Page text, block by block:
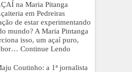
na Maria Pitanga
em Pedreiras
de estar experimentando
mundo? A Maria Pintanga
isso, um açaí puro,
Continue Lendo
Coutinho: a 1ª jornalista